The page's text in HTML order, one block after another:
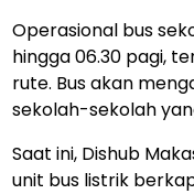
Operasional bus
hingga 06.30 pagi,
rute. Bus akan
sekolah-sekolah
Saat ini, Dishub
unit bus listrik